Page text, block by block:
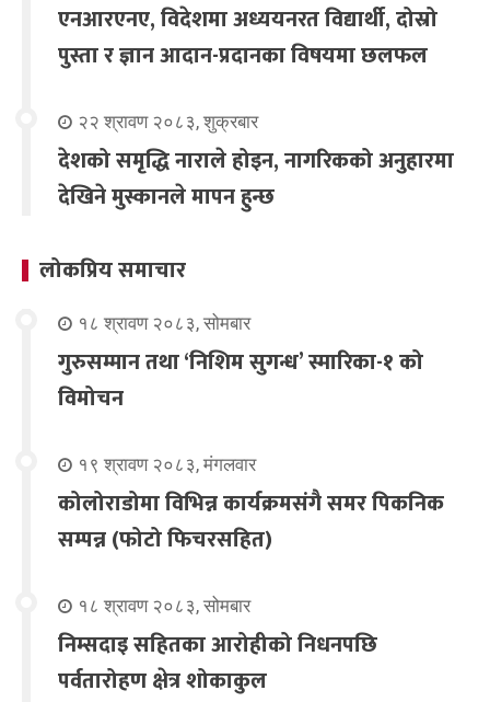
एनआरएनए, विदेशमा अध्ययनरत विद्यार्थी, दोस्रो
पुस्ता र ज्ञान आदान-प्रदानका विषयमा छलफल
२२ श्रावण २०८३, शुक्रबार
देशको समृद्धि नाराले होइन, नागरिकको अनुहारमा
देखिने मुस्कानले मापन हुन्छ
लोकप्रिय समाचार
१८ श्रावण २०८३, सोमबार
गुरुसम्मान तथा ‘निशिम सुगन्ध’ स्मारिका-१ को
विमोचन
१९ श्रावण २०८३, मंगलवार
कोलोराडोमा विभिन्न कार्यक्रमसंगै समर पिकनिक
सम्पन्न (फोटो फिचरसहित)
१८ श्रावण २०८३, सोमबार
निम्सदाइ सहितका आरोहीको निधनपछि
पर्वतारोहण क्षेत्र शोकाकुल